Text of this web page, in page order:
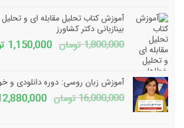
بود.
آموزش کتاب تحلیل مقابله ای و
بینازبانی دکتر کشاورز
1,800,000 تومان قیمت
بود.
1,150,000
آموزش زبان روسی: دوره دانلودی و
16,000,000 تومان قیمت